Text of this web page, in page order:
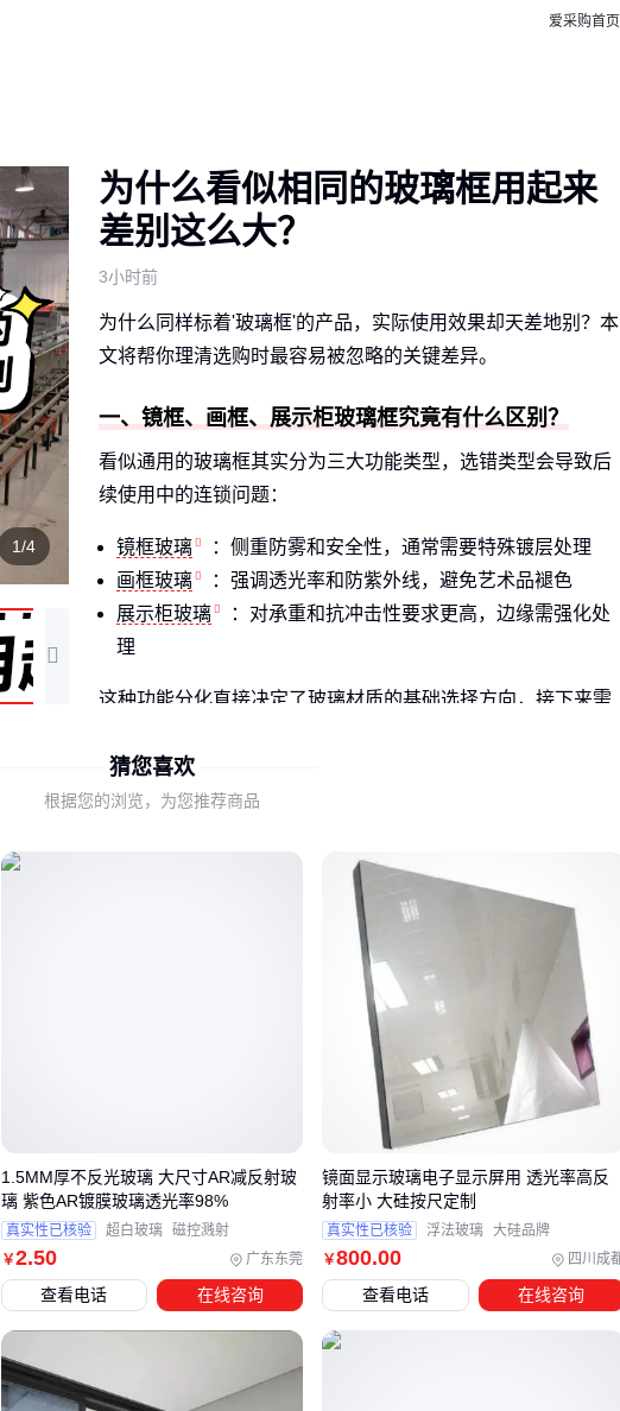
爱采购首页
1/4
为什么看似相同的玻璃框用起来
差别这么大？
3小时前
为什么同样标着'玻璃框'的产品，实际使用效果却天差地别？本
文将帮你理清选购时最容易被忽略的关键差异。
一、镜框、画框、展示柜玻璃框究竟有什么区别？
看似通用的玻璃框其实分为三大功能类型，选错类型会导致后
续使用中的连锁问题：
镜框玻璃
：侧重防雾和安全性，通常需要特殊镀层处理
画框玻璃
：强调透光率和防紫外线，避免艺术品褪色
展示柜玻璃
：对承重和抗冲击性要求更高，边缘需强化处
理
这种功能分化直接决定了玻璃材质的基础选择方向，接下来需
二、为什么玻璃厚度不能只看外观需求？
安全性：面积越大的玻璃框需要越厚的玻璃来抵抗意外冲击
平整度：超薄玻璃在温湿度变化时更容易出现波浪形变形
使用寿命：长期承重的展示类玻璃框需要足够厚度避免微裂
这些隐性需求往往在使用半年后才会显现，建议根据实际应用
三、不同场景下如何选择最合适的玻璃框？
选择玻璃框时，首先要明确使用场景的核心需求。家居装饰通
常注重美观与轻便，而商业展示则更看重安全性和耐用性。
家居装饰：如照片墙或小型画作，可优先考虑轻薄的镜框玻
璃或木质相框
，搭配普通玻璃即可满足需求。
商业展示：如商场橱窗或高端艺术品展示柜，需要选择钢化
或防爆展示柜玻璃
猜您喜欢
根据您的浏览，为您推荐商品
￥2.50 广东东莞
1.5MM厚不反光玻璃 大尺寸AR减反射玻
璃 紫色AR镀膜玻璃透光率98%
真实性已核验 超白玻璃 磁控溅射
查看电话 在线咨询
￥800.00 四川成
镜面显示玻璃电子显示屏用 透光率高反
射率小 大硅按尺定制
真实性已核验 浮法玻璃 大硅品牌
查看电话 在线咨询